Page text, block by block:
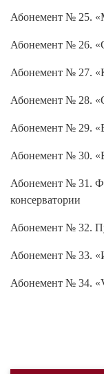
Абонемент № 25.
Абонемент № 26.
Абонемент № 27.
Абонемент № 28.
Абонемент № 29.
Абонемент № 30.
Абонемент № 31.
консерватории
Абонемент № 32.
Абонемент № 33.
Абонемент № 34.